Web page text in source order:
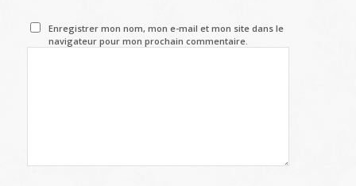
Enregistrer mon nom, mon e-mail et mon site dans le
navigateur pour mon prochain commentaire.